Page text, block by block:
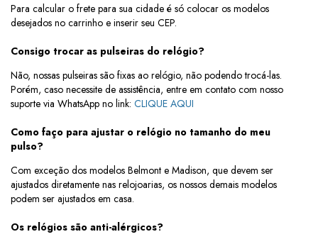
Para calcular o frete para sua cidade é só colocar os modelos
desejados no carrinho e inserir seu CEP.
Consigo trocar as pulseiras do relógio?
Não, nossas pulseiras são fixas ao relógio, não podendo trocá-las.
Porém, caso necessite de assistência, entre em contato com nosso
suporte via WhatsApp no link: CLIQUE AQUI
Como faço para ajustar o relógio no tamanho do meu
pulso?
Com exceção dos modelos Belmont e Madison, que devem ser
ajustados diretamente nas relojoarias, os nossos demais modelos
podem ser ajustados em casa.
Os relógios são anti-alérgicos?